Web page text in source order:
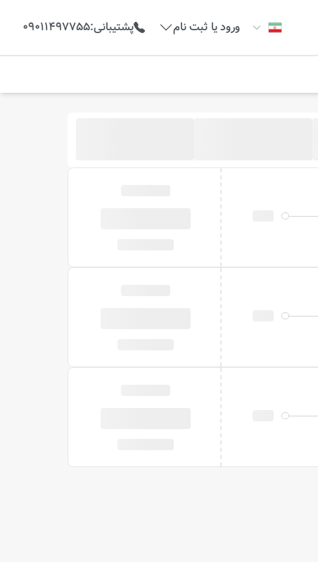
ورود یا ثبت نام پشتیبانی:
09011497755